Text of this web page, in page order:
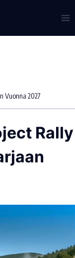
Vuonna 2027
Rally